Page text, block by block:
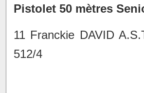
Pistolet 50 mètres
11 Franckie DAVID
512/4